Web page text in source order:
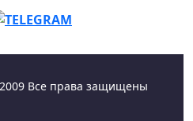
Все права защищены